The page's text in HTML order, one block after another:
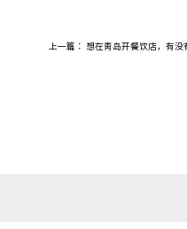
上一篇： 想在青岛开餐饮店，有没